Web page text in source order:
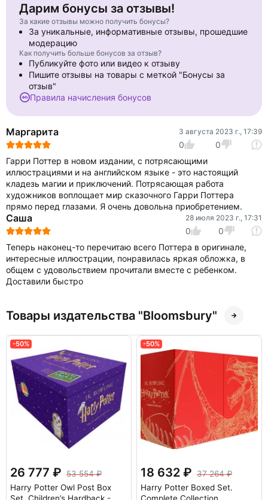
Dementors patrolling the school grounds, with their soul-sucking
kiss.
These new editions of the classic and internationally bestselling,
multi-award-winning series feature instantly pick-up-able new
jackets by Jonny Duddle, with huge child appeal, to bring Harry
Potter to the next generation of readers. It's time to PASS THE
MAGIC ON …
Дарим бонусы за отзывы!
За какие отзывы можно получить бонусы?
За уникальные, информативные отзывы, прошедшие
модерацию
Как получить больше бонусов за отзыв?
Публикуйте фото или видео к отзыву
Пишите отзывы на товары с меткой "Бонусы за
отзыв"
Правила начисления бонусов
Маргарита 3 августа 2023 г., 17:39
0
0
Гарри Поттер в новом издании, с потрясающими
иллюстрациями и на английском языке - это настоящий
кладезь магии и приключений. Потрясающая работа
художников воплощает мир сказочного Гарри Поттера
прямо перед глазами. Я очень довольна приобретением.
Саша 28 июля 2023 г., 17:31
0
0
Теперь наконец-то перечитаю всего Поттера в оригинале,
интересные иллюстрации, понравилась яркая обложка, в
общем с удовольствием прочитали вместе с ребенком.
Доставили быстро
Товары издательства "Bloomsbury"
-50%
26 777
53 554
Harry Potter Owl Post Box
Set. Children’s Hardback -
-50%
18 632
37 264
Harry Potter Boxed Set.
Complete Collection.